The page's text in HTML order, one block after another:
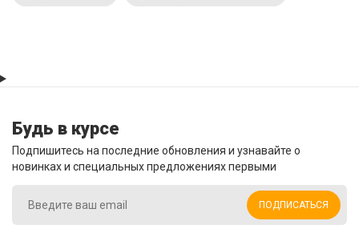
Будь в курсе
Подпишитесь на последние обновления и узнавайте о
новинках и специальных предложениях первыми
ПОДПИСАТЬСЯ